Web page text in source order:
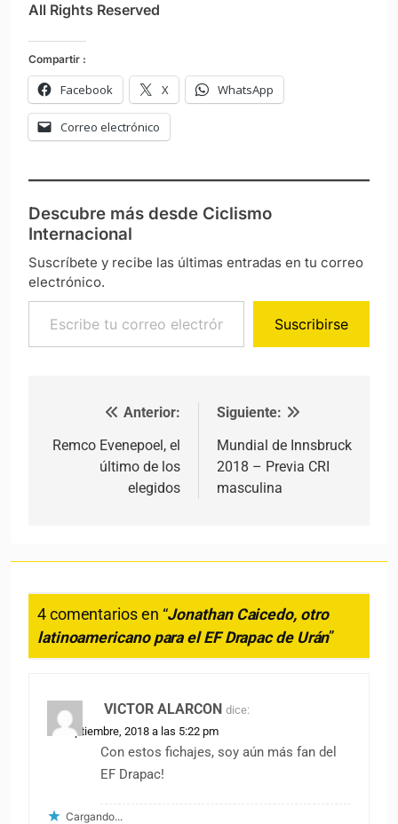
All Rights Reserved
Compartir :
Facebook X WhatsApp
Correo electrónico
Descubre más desde Ciclismo
Internacional
Suscríbete y recibe las últimas entradas en tu correo
electrónico.
Escribe tu correo electrónico…
Suscribirse
Navegación de entradas
Anterior:
Remco Evenepoel, el
último de los
elegidos
Siguiente:
Mundial de Innsbruck
2018 – Previa CRI
masculina
4 comentarios en “Jonathan Caicedo, otro
latinoamericano para el EF Drapac de Urán”
VICTOR ALARCON dice:
25 septiembre, 2018 a las 5:22 pm
Con estos fichajes, soy aún más fan del
EF Drapac!
Cargando...